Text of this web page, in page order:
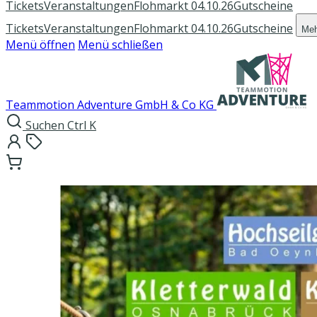
TicketsVeranstaltungenFlohmarkt 04.10.26Gutscheine
TicketsVeranstaltungenFlohmarkt 04.10.26Gutscheine
Menü öffnen Menü schließen
Teammotion Adventure GmbH & Co KG
Suchen Ctrl K